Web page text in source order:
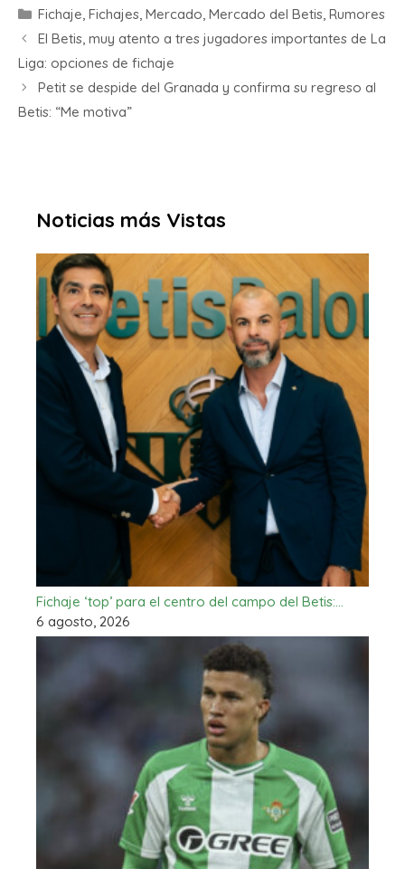
Fichaje, Fichajes, Mercado, Mercado del Betis, Rumores
El Betis, muy atento a tres jugadores importantes de La
Liga: opciones de fichaje
Petit se despide del Granada y confirma su regreso al
Betis: “Me motiva”
Noticias más Vistas
Fichaje ‘top’ para el centro del campo del Betis:…
6 agosto, 2026